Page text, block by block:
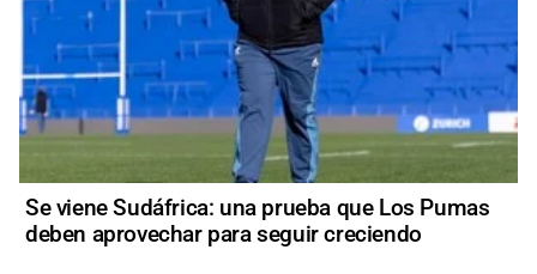
Se viene Sudáfrica: una prueba que Los Pumas
deben aprovechar para seguir creciendo